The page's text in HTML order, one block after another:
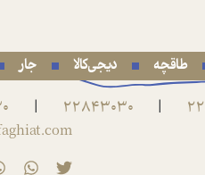
طاقچه دیجی‌کالا جار
|
22843030
|